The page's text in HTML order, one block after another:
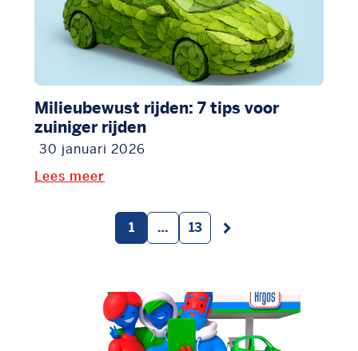
Milieubewust rijden: 7 tips voor
zuiniger rijden
30 januari 2026
Lees meer
1 … 13